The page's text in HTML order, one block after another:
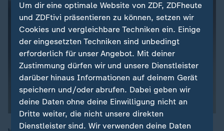
Um dir eine optimale Website von ZDF, ZDFheute
und ZDFtivi präsentieren zu können, setzen wir
Cookies und vergleichbare Techniken ein. Einige
der eingesetzten Techniken sind unbedingt
erforderlich für unser Angebot. Mit deiner
Zustimmung dürfen wir und unsere Dienstleister
darüber hinaus Informationen auf deinem Gerät
speichern und/oder abrufen. Dabei geben wir
deine Daten ohne deine Einwilligung nicht an
Dritte weiter, die nicht unsere direkten
Dienstleister sind. Wir verwenden deine Daten